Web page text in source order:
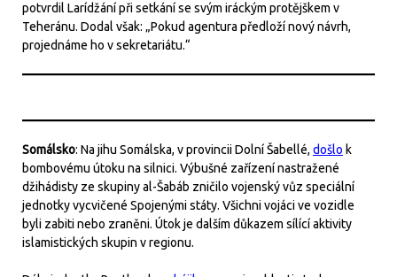
potvrdil Larídžání při setkání se svým iráckým protějškem v
Teheránu. Dodal však: „Pokud agentura předloží nový návrh,
projednáme ho v sekretariátu.“
Somálsko: Na jihu Somálska, v provincii Dolní Šabellé, došlo k
bombovému útoku na silnici. Výbušné zařízení nastražené
džihádisty ze skupiny al-Šabáb zničilo vojenský vůz speciální
jednotky vycvičené Spojenými státy. Všichni vojáci ve vozidle
byli zabiti nebo zraněni. Útok je dalším důkazem sílící aktivity
islamistických skupin v regionu.